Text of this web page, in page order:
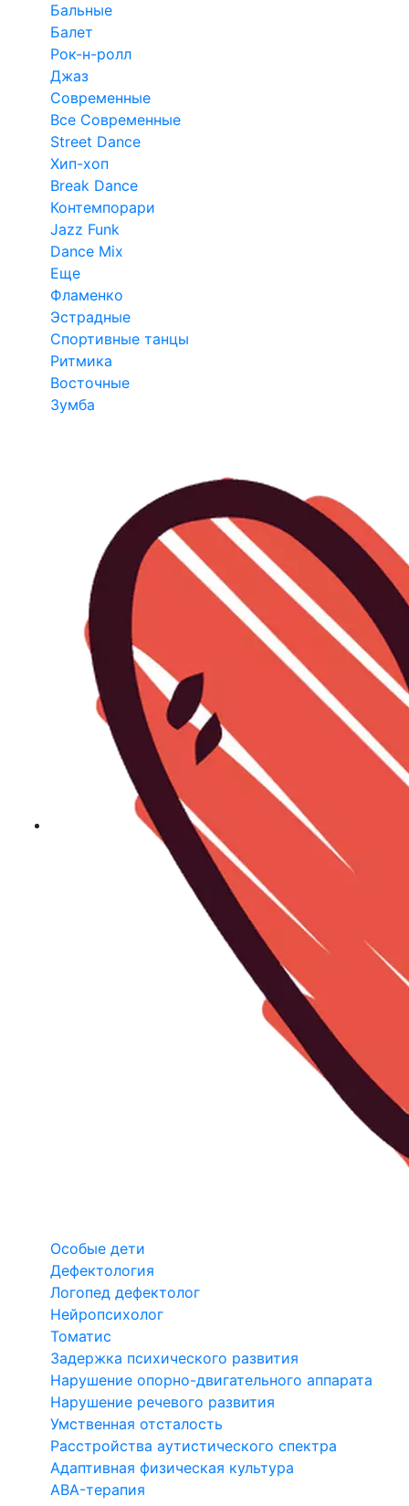
Бальные
Балет
Рок-н-ролл
Джаз
Современные
Все Современные
Street Dance
Хип-хоп
Break Dance
Контемпорари
Jazz Funk
Dance Mix
Еще
Фламенко
Эстрадные
Спортивные танцы
Ритмика
Восточные
Зумба
Особые дети
Дефектология
Логопед дефектолог
Нейропсихолог
Томатис
Задержка психического развития
Нарушение опорно-двигательного аппарата
Нарушение речевого развития
Умственная отсталость
Расстройства аутистического спектра
Адаптивная физическая культура
ABA-терапия